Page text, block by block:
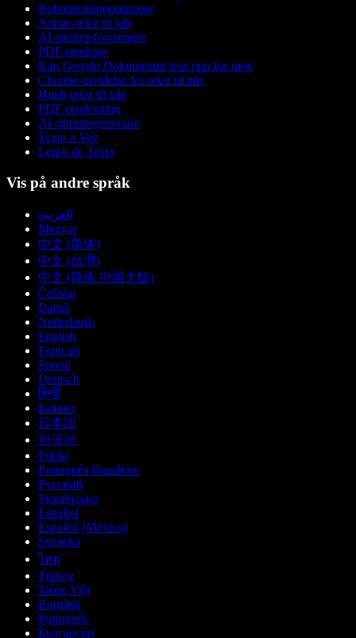
Robotstemmegenerator
Anime-tekst til tale
AI-stemmeforvrenger
PDF-oppleser
Kan Google Dokumenter lese opp for meg
Chrome-utvidelse for tekst til tale
Hindi tekst til tale
PDF-opplesning
AI-stemmegenerator
Texto a Voz
Leitor de Texto
Vis på andre språk
العربية
Magyar
中文 (简体)
中文 (台灣)
中文 (简体 中国大陆)
Čeština
Dansk
Nederlands
English
Français
Suomi
Deutsch
हिन्दी
Italiano
日本語
한국어
Polski
Português Brasileiro
Русский
Українська
Español
Español (México)
Svenska
ไทย
Türkçe
Tiếng Việt
Română
Português
Български